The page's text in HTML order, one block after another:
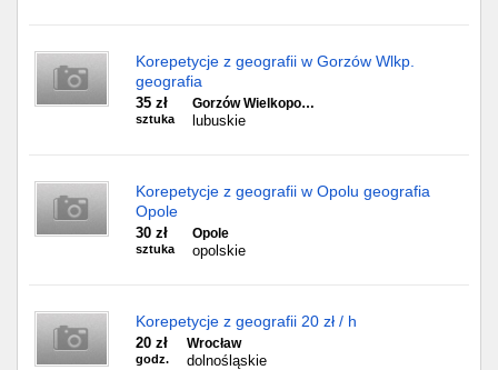
Korepetycje z geografii w Gorzów Wlkp.
geografia
35 zł
sztuka
Gorzów Wielkopo…
lubuskie
Korepetycje z geografii w Opolu geografia
Opole
30 zł
sztuka
Opole
opolskie
Korepetycje z geografii 20 zł / h
20 zł
godz.
Wrocław
dolnośląskie